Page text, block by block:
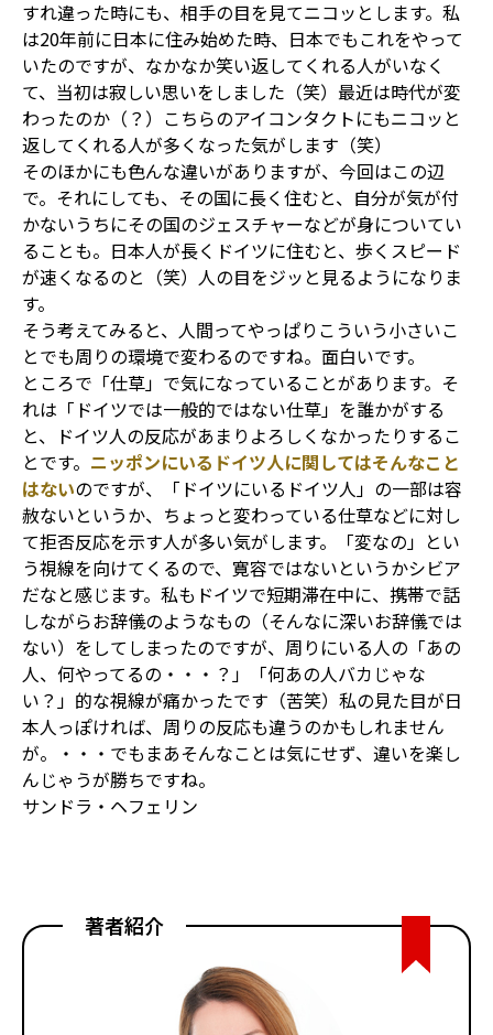
すれ違った時にも、相手の目を見てニコッとします。私
は20年前に日本に住み始めた時、日本でもこれをやって
いたのですが、なかなか笑い返してくれる人がいなく
て、当初は寂しい思いをしました（笑）最近は時代が変
わったのか（？）こちらのアイコンタクトにもニコッと
返してくれる人が多くなった気がします（笑）
そのほかにも色んな違いがありますが、今回はこの辺
で。それにしても、その国に長く住むと、自分が気が付
かないうちにその国のジェスチャーなどが身についてい
ることも。日本人が長くドイツに住むと、歩くスピード
が速くなるのと（笑）人の目をジッと見るようになりま
す。
そう考えてみると、人間ってやっぱりこういう小さいこ
とでも周りの環境で変わるのですね。面白いです。
ところで「仕草」で気になっていることがあります。そ
れは「ドイツでは一般的ではない仕草」を誰かがする
と、ドイツ人の反応があまりよろしくなかったりするこ
とです。 ニッポンにいるドイツ人に関してはそんなこと
はないのですが、「ドイツにいるドイツ人」の一部は容
赦ないというか、ちょっと変わっている仕草などに対し
て拒否反応を示す人が多い気がします。「変なの」とい
う視線を向けてくるので、寛容ではないというかシビア
だなと感じます。私もドイツで短期滞在中に、携帯で話
しながらお辞儀のようなもの（そんなに深いお辞儀では
ない）をしてしまったのですが、周りにいる人の「あの
人、何やってるの・・・？」「何あの人バカじゃな
い？」的な視線が痛かったです（苦笑）私の見た目が日
本人っぽければ、周りの反応も違うのかもしれません
が。・・・でもまあそんなことは気にせず、違いを楽し
んじゃうが勝ちですね。
サンドラ・ヘフェリン
著者紹介